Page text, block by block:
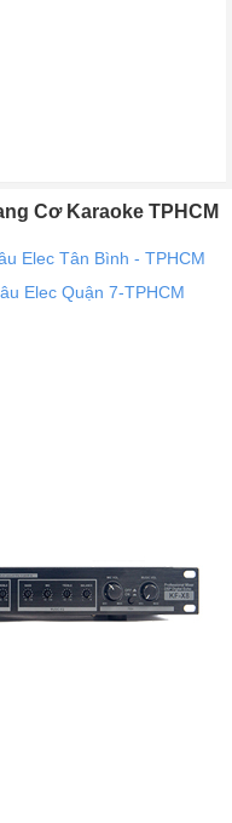
Cơ Karaoke TPHCM
Elec Tân Bình - TPHCM
Elec Quận 7-TPHCM